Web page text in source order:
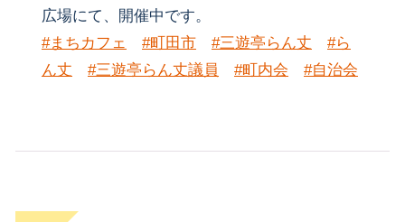
広場にて、開催中です。
#まちカフェ
#町田市 #三遊亭らん丈
#ら
ん丈
#三遊亭らん丈議員 #町内会 #自治会